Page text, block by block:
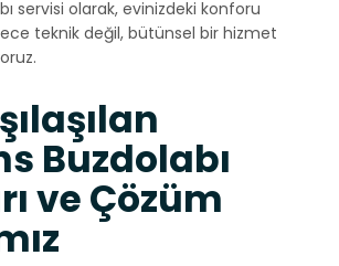
servisi olarak, evinizdeki konforu
teknik değil, bütünsel bir hizmet
Buzdolabı
ve Çözüm